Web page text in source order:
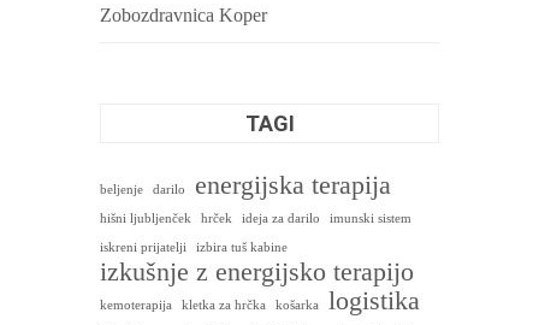
Zobozdravnica Koper
TAGI
beljenje darilo energijska terapija
hišni ljubljenček hrček ideja za darilo imunski sistem
iskreni prijatelji izbira tuš kabine
izkušnje z energijsko terapijo
kemoterapija kletka za hrčka košarka logistika